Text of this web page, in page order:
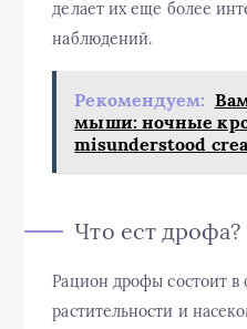
делает их еще более
наблюдений.
Рекомендуем:
мыши: ночные
misunderstood
Что ест дрофа?
Рацион дрофы состоит в
растительности и